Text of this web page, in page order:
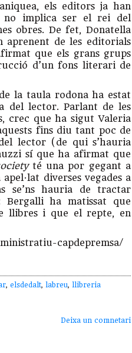
els editors ja han
no implica ser el rei del
obres. De fet, Donatella
aprenent de les editorials
que els grans grups
d’un fons literari de
la taula rodona ha estat
del lector. Parlant de les
crec que ha sigut Valeria
fins diu tant poc de
lector (de qui s’hauria
sí que ha afirmat que
té una por gegant a
diverses vegades a
se’ns hauria de tractar
ha matissat que
llibres i que el repte, en
capdepremsa/
,elsdedalt,labreu,llibreria
Deixa un comnetari